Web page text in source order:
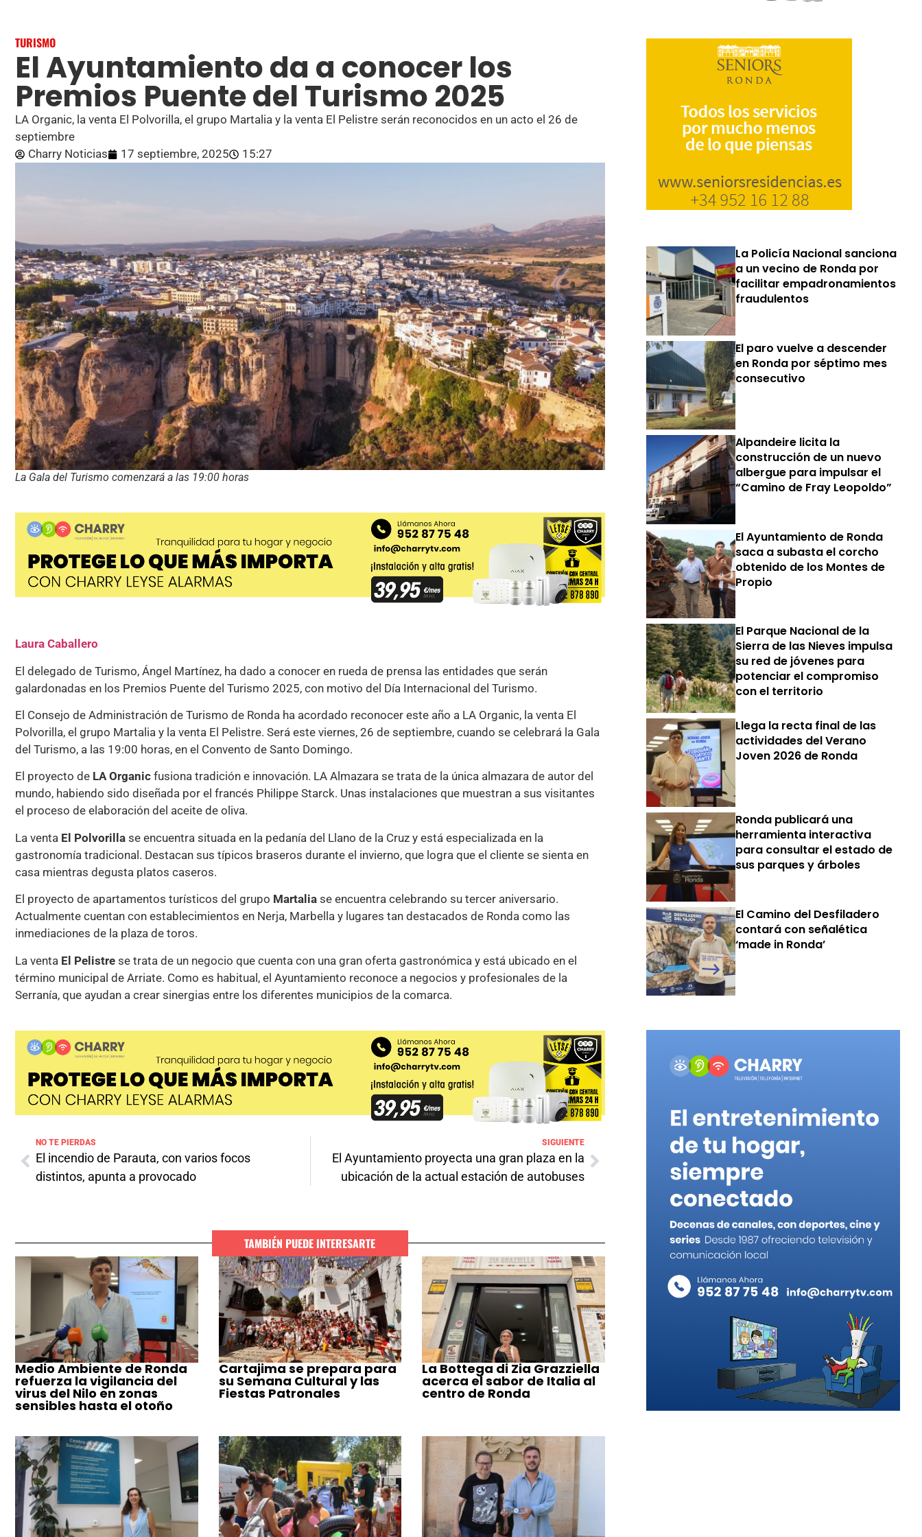
TURISMO
El Ayuntamiento da a conocer los
Premios Puente del Turismo 2025
LA Organic, la venta El Polvorilla, el grupo Martalia y la venta El Pelistre serán reconocidos en un acto el 26 de
septiembre
Charry Noticias
17 septiembre, 2025 15:27
La Gala del Turismo comenzará a las 19:00 horas
Laura Caballero
El delegado de Turismo, Ángel Martínez, ha dado a conocer en rueda de prensa las entidades que serán
galardonadas en los Premios Puente del Turismo 2025, con motivo del Día Internacional del Turismo.
El Consejo de Administración de Turismo de Ronda ha acordado reconocer este año a LA Organic, la venta El
Polvorilla, el grupo Martalia y la venta El Pelistre. Será este viernes, 26 de septiembre, cuando se celebrará la Gala
del Turismo, a las 19:00 horas, en el Convento de Santo Domingo.
El proyecto de LA Organic fusiona tradición e innovación. LA Almazara se trata de la única almazara de autor del
mundo, habiendo sido diseñada por el francés Philippe Starck. Unas instalaciones que muestran a sus visitantes
el proceso de elaboración del aceite de oliva.
La venta El Polvorilla se encuentra situada en la pedanía del Llano de la Cruz y está especializada en la
gastronomía tradicional. Destacan sus típicos braseros durante el invierno, que logra que el cliente se sienta en
casa mientras degusta platos caseros.
El proyecto de apartamentos turísticos del grupo Martalia se encuentra celebrando su tercer aniversario.
Actualmente cuentan con establecimientos en Nerja, Marbella y lugares tan destacados de Ronda como las
inmediaciones de la plaza de toros.
La venta El Pelistre se trata de un negocio que cuenta con una gran oferta gastronómica y está ubicado en el
término municipal de Arriate. Como es habitual, el Ayuntamiento reconoce a negocios y profesionales de la
Serranía, que ayudan a crear sinergias entre los diferentes municipios de la comarca.
NO TE PIERDAS
El incendio de Parauta, con varios focos
distintos, apunta a provocado
SIGUIENTE
El Ayuntamiento proyecta una gran plaza en la
ubicación de la actual estación de autobuses
TAMBIÉN PUEDE INTERESARTE
Medio Ambiente de Ronda
refuerza la vigilancia del
virus del Nilo en zonas
sensibles hasta el otoño
Cartajima se prepara para
su Semana Cultural y las
Fiestas Patronales
La Bottega di Zia Grazziella
acerca el sabor de Italia al
centro de Ronda
La Policía Nacional sanciona
a un vecino de Ronda por
facilitar empadronamientos
fraudulentos
El paro vuelve a descender
en Ronda por séptimo mes
consecutivo
Alpandeire licita la
construcción de un nuevo
albergue para impulsar el
“Camino de Fray Leopoldo”
El Ayuntamiento de Ronda
saca a subasta el corcho
obtenido de los Montes de
Propio
El Parque Nacional de la
Sierra de las Nieves impulsa
su red de jóvenes para
potenciar el compromiso
con el territorio
Llega la recta final de las
actividades del Verano
Joven 2026 de Ronda
Ronda publicará una
herramienta interactiva
para consultar el estado de
sus parques y árboles
El Camino del Desfiladero
contará con señalética
‘made in Ronda’